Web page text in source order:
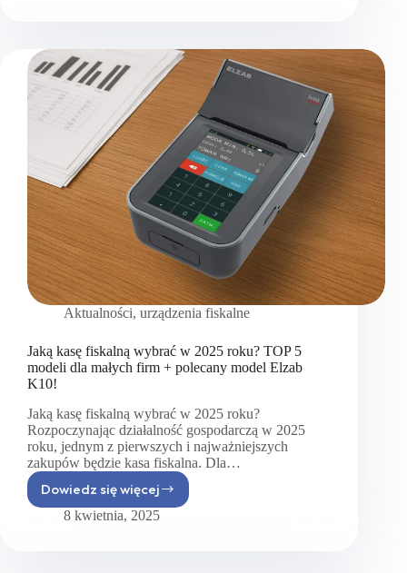
Wielkopolskim?
Aktualności, urządzenia fiskalne
Jaką kasę fiskalną wybrać w 2025 roku? TOP 5
modeli dla małych firm + polecany model Elzab
K10!
Jaką kasę fiskalną wybrać w 2025 roku?
Rozpoczynając działalność gospodarczą w 2025
roku, jednym z pierwszych i najważniejszych
zakupów będzie kasa fiskalna. Dla…
Dowiedz się więcej
Jaką
kasę
8 kwietnia, 2025